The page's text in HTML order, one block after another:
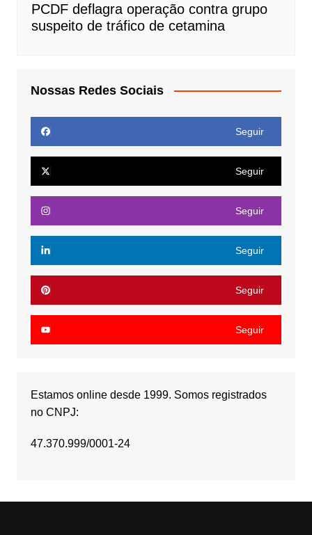
PCDF deflagra operação contra grupo
suspeito de tráfico de cetamina
Nossas Redes Sociais
Seguir
Seguir
Seguir
Seguir
Seguir
Seguir
Estamos online desde 1999. Somos registrados
no CNPJ:
47.370.999/0001-24